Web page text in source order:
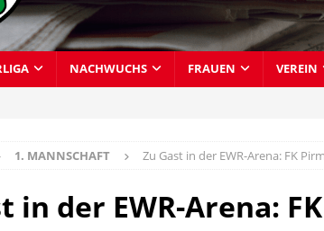
NACHWUCHS FRAUEN VEREIN
1. MANNSCHAFT Zu Gast in der EWR-Arena: FK
in der EWR-Arena: